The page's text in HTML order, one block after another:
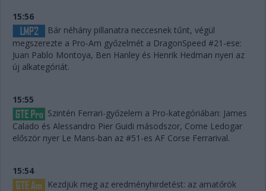
15:56
Bár néhány pillanatra neccesnek tűnt, végül
megszerezte a Pro-Am győzelmét a DragonSpeed #21-ese:
Juan Pablo Montoya, Ben Hanley és Henrik Hedman nyeri az
új alkategóriát.
15:55
Szintén Ferrari-győzelem a Pro-kategóriában: James
Calado és Alessandro Pier Guidi másodszor, Come Ledogar
először nyer Le Mans-ban az #51-es AF Corse Ferrarival.
15:54
Kezdjük meg az eredményhirdetést: az amatőrök